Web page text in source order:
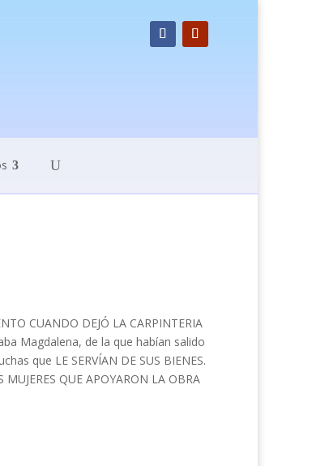
CUANDO DEJÓ LA CARPINTERIA
Magdalena, de la que habían salido
que LE SERVÍAN DE SUS BIENES.
QUE APOYARON LA OBRA